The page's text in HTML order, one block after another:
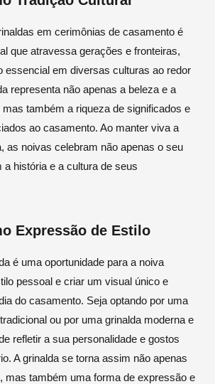
em cerimônias de casamento é
que atravessa gerações e fronteiras,
essencial em diversas culturas ao redor
representa não apenas a beleza e a
também a riqueza de significados e
ao casamento. Ao manter viva a
as noivas celebram não apenas o seu
história e a cultura de seus
Expressão de Estilo
é uma oportunidade para a noiva
pessoal e criar um visual único e
do casamento. Seja optando por uma
ou por uma grinalda moderna e
refletir a sua personalidade e gostos
A grinalda se torna assim não apenas
mas também uma forma de expressão e